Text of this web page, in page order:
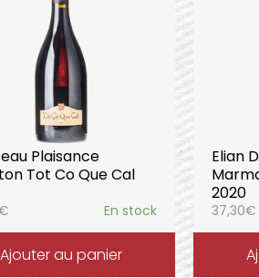
Plaisance
Tot Co Que Cal
En stock
Ajouter au panier
Elian
2020
37,30€